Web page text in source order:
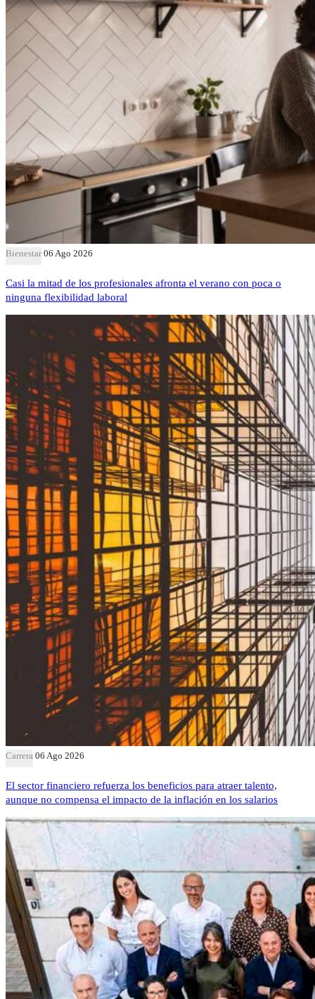
Bienestar 06 Ago 2026
Casi la mitad de los profesionales afronta el verano con poca o
ninguna flexibilidad laboral
Carrera 06 Ago 2026
El sector financiero refuerza los beneficios para atraer talento,
aunque no compensa el impacto de la inflación en los salarios